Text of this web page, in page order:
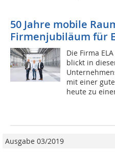
50 Jahre mobile
Firmenjubiläum für
Die Firma
blickt in
mit einer
heute zu
Ausgabe 03/2019